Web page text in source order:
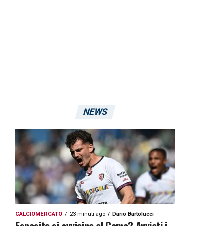
NEWS
CALCIOMERCATO 23 minuti ago Dario Bartolucci